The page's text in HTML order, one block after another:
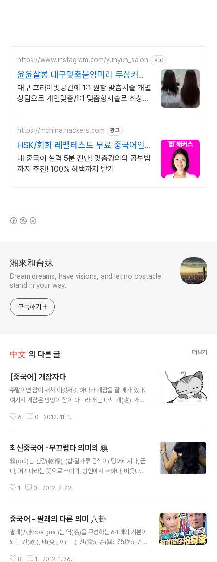
https://www.instagram.com/yunyun_salon 광고
윤윤살롱 대구맞춤붙임머리 두상커짐
없는 자연스런땋기
대구 프라이빗공간에 1:1 원장 맞춤시술 개별
상담으로 개인맞춤/1:1 맞춤형시술로 최상의
https://mchina.hackers.com 광고
HSK/회화 레벨테스트 무료 중국어인
강 1위 해커스
내 중국어 실력 5분 진단! 맞춤강의와 공부법
까지 추천! 100% 혜택까지 받기
湘來和台妹
Dream dreams, have visions, and let no obstacle
stand in your way.
구독하기
中文 의 다른 글 더보기
[중국어] 개잠자다
주말이면 잠이 깨서 이것저것 하다가 개잠을 잘 때가 있다.
여기서 개잠은 멍멍이 잠이 아니라 개는 다시 개(改). 개잠
중국어로 개잠을 뭐라고 할까? 睡回籠覺 (shuì huí lóng
가서 잔다는 뜻이다. 晨練後睡回籠覺對老人身體不
利。(아침 운동후 다시 잠을 자면 노인의 몸에 좋지 않다.)
睡回籠覺而造成反應遲鈍，記憶力差，容易鬧病。
리기 쉽다.)
6 0 2012. 11. 1.
최신중국어 -부끄럽다 의미의 糗
糗(qiǔ)는 건량(乾糧), (밥·밀가루 음식이) 덩어리지다, 굳
다, 퍼지다라는 뜻으로 쓰이며, 방언에서 추하다, 비웃다라
방 많이 쓰이는 것이 "出糗"와 "糗事"이다. "出糗" 는 (태
진들이 많이 있는데, 우리의 굴욕 사진과 같다. 예) 在歌声
传奇，苏芮给曹轩宾点歌，曹轩宾忘词出糗。 (산
동 위성 티비의 歌声传奇라는 프로그램 중 苏芮가 曹轩
을 당했다.) 本日我们就一起往看看有哪些韩星穿衣
1 0 2012. 2. 22.
중국어 - 팔괘의 다른 의미 八卦
팔괘(八卦:bā guà )는 역(易)을 구성하는 64괘의 기본이
되는 건(乾:), 태(兌:, 이(離:), 진(震:), 손(巽:, 감(坎:), 간
8 1 2012. 1. 26.